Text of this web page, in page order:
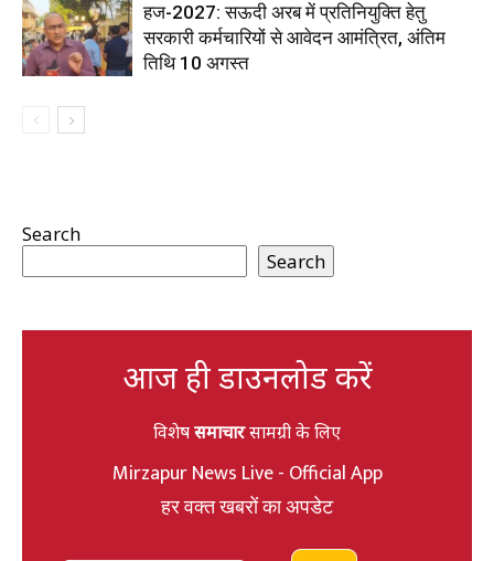
हज-2027: सऊदी अरब में प्रतिनियुक्ति हेतु
सरकारी कर्मचारियों से आवेदन आमंत्रित, अंतिम
तिथि 10 अगस्त
Search
Search
आज ही डाउनलोड करें
विशेषसमाचारसामग्री के लिए
Mirzapur News Live - Official App
हर वक्त खबरों का अपडेट